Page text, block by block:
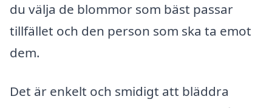
du välja de blommor som bäst passar
tillfället och den person som ska ta emot
dem.
Det är enkelt och smidigt att bläddra